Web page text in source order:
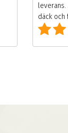
däck och